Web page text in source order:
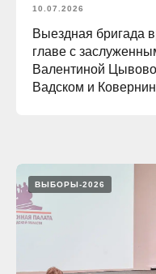
10.07.2026
Выездная бригада
главе с
Валентиной
Вадском и
ВЫБОРЫ-2026